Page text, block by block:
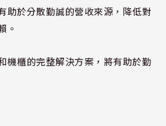
助於分散勤誠的營收來源，降低對
。
機櫃的完整解決方案，將有助於勤